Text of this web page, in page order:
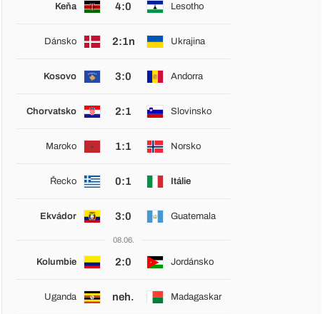
Keňa 4:0 Lesotho
Dánsko 2:1n Ukrajina
Kosovo 3:0 Andorra
Chorvatsko 2:1 Slovinsko
Maroko 1:1 Norsko
Řecko 0:1 Itálie
Ekvádor 3:0 Guatemala
08.06.
Kolumbie 2:0 Jordánsko
Uganda neh. Madagaskar